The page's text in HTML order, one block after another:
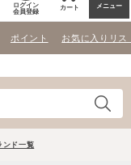
ログイン
会員登録
カート メニュー
ポイント お気に入りリス
ンド一覧